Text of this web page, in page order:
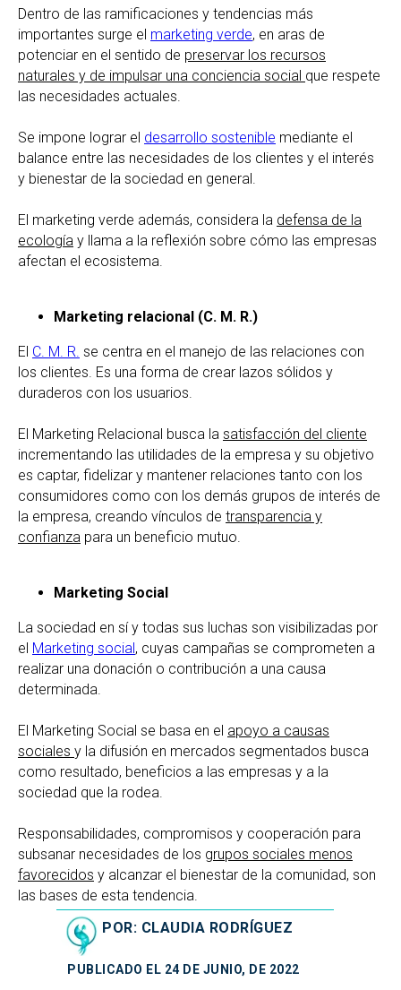
Dentro de las ramificaciones y tendencias más
importantes surge el marketing verde, en aras de
potenciar en el sentido de preservar los recursos
naturales y de impulsar una conciencia social que respete
las necesidades actuales.
Se impone lograr el desarrollo sostenible mediante el
balance entre las necesidades de los clientes y el interés
y bienestar de la sociedad en general.
El marketing verde además, considera la defensa de la
ecología y llama a la reflexión sobre cómo las empresas
afectan el ecosistema.
Marketing relacional (C. M. R.)
El C. M. R. se centra en el manejo de las relaciones con
los clientes. Es una forma de crear lazos sólidos y
duraderos con los usuarios.
El Marketing Relacional busca la satisfacción del cliente
incrementando las utilidades de la empresa y su objetivo
es captar, fidelizar y mantener relaciones tanto con los
consumidores como con los demás grupos de interés de
la empresa, creando vínculos de transparencia y
confianza para un beneficio mutuo.
Marketing Social
La sociedad en sí y todas sus luchas son visibilizadas por
el Marketing social, cuyas campañas se comprometen a
realizar una donación o contribución a una causa
determinada.
El Marketing Social se basa en el apoyo a causas
sociales y la difusión en mercados segmentados busca
como resultado, beneficios a las empresas y a la
sociedad que la rodea.
Responsabilidades, compromisos y cooperación para
subsanar necesidades de los grupos sociales menos
favorecidos y alcanzar el bienestar de la comunidad, son
las bases de esta tendencia.
PUBLICADO EL 24 DE JUNIO, DE 2022
POR: CLAUDIA RODRÍGUEZ